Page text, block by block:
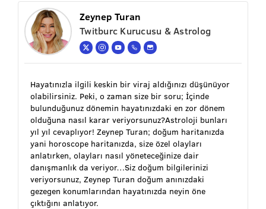
Zeynep Turan
Twitburc Kurucusu & Astrolog
Hayatınızla ilgili keskin bir viraj aldığınızı düşünüyor
olabilirsiniz. Peki, o zaman size bir soru; İçinde
bulunduğunuz dönemin hayatınızdaki en zor dönem
olduğuna nasıl karar veriyorsunuz?Astroloji bunları
yıl yıl cevaplıyor! Zeynep Turan; doğum haritanızda
yani horoscope haritanızda, size özel olayları
anlatırken, olayları nasıl yöneteceğinize dair
danışmanlık da veriyor…Siz doğum bilgilerinizi
veriyorsunuz, Zeynep Turan doğum anınızdaki
gezegen konumlarından hayatınızda neyin öne
çıktığını anlatıyor.